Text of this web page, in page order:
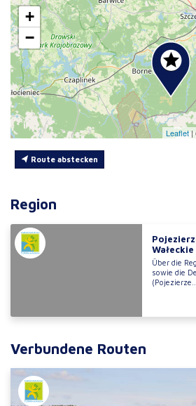
+
−
Leaflet |
Route abstecken
Region
Wałeckie
Über die
sowie die
(Pojezierze...
Verbundene Routen